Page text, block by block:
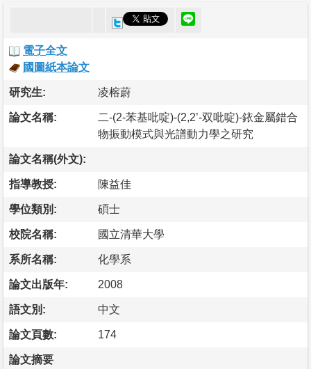
電子全文
國圖紙本論文
研究生: 凌榕蔚
論文名稱:
二-(2-苯基吡啶)-(2,2’-双吡啶)-銥金屬錯合
物振動模式與光譜動力學之研究
論文名稱(外文):
指導教授: 陳益佳
學位類別: 碩士
校院名稱: 國立清華大學
系所名稱: 化學系
論文出版年: 2008
語文別: 中文
論文頁數: 174
論文摘要